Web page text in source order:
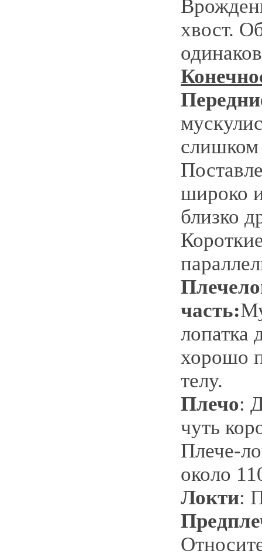
хвост.
широко
близко
часть:
лопатка
хорошо
телу.
Плечо:
чуть
Плече-
около
Локти: